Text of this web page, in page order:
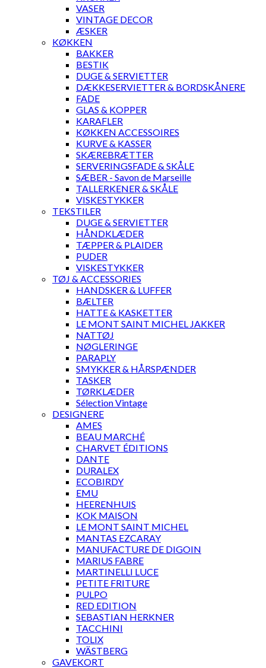
VASER
VINTAGE DECOR
ÆSKER
KØKKEN
BAKKER
BESTIK
DUGE & SERVIETTER
DÆKKESERVIETTER & BORDSKÅNERE
FADE
GLAS & KOPPER
KARAFLER
KØKKEN ACCESSOIRES
KURVE & KASSER
SKÆREBRÆTTER
SERVERINGSFADE & SKÅLE
SÆBER - Savon de Marseille
TALLERKENER & SKÅLE
VISKESTYKKER
TEKSTILER
DUGE & SERVIETTER
HÅNDKLÆDER
TÆPPER & PLAIDER
PUDER
VISKESTYKKER
TØJ & ACCESSORIES
HANDSKER & LUFFER
BÆLTER
HATTE & KASKETTER
LE MONT SAINT MICHEL JAKKER
NATTØJ
NØGLERINGE
PARAPLY
SMYKKER & HÅRSPÆNDER
TASKER
TØRKLÆDER
Sélection Vintage
DESIGNERE
AMES
BEAU MARCHÉ
CHARVET ÉDITIONS
DANTE
DURALEX
ECOBIRDY
EMU
HEERENHUIS
KOK MAISON
LE MONT SAINT MICHEL
MANTAS EZCARAY
MANUFACTURE DE DIGOIN
MARIUS FABRE
MARTINELLI LUCE
PETITE FRITURE
PULPO
RED EDITION
SEBASTIAN HERKNER
TACCHINI
TOLIX
WÄSTBERG
GAVEKORT